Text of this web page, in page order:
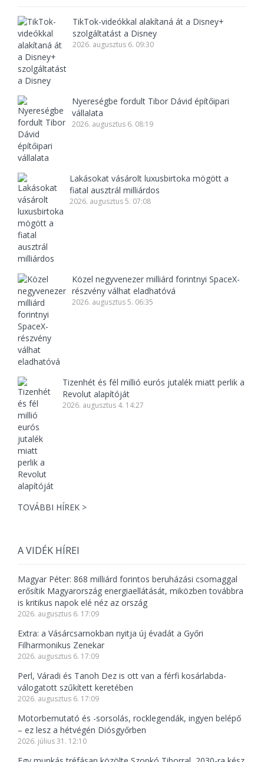
TikTok-videókkal alakítaná át a Disney+
szolgáltatást a Disney
2026. augusztus 6. 09:30
Nyereségbe fordult Tibor Dávid építőipari
vállalata
2026. augusztus 6. 08:19
Lakásokat vásárolt luxusbirtoka mögött a
fiatal ausztrál milliárdos
2026. augusztus 5. 07:08
Közel negyvenezer milliárd forintnyi SpaceX-
részvény válhat eladhatóvá
2026. augusztus 5. 06:35
Tizenhét és fél millió eurós jutalék miatt perlik a
Revolut alapítóját
2026. augusztus 4. 14:27
TOVÁBBI HÍREK >
A VIDÉK HÍREI
Magyar Péter: 868 milliárd forintos beruházási csomaggal
erősítik Magyarország energiaellátását, miközben továbbra
is kritikus napok elé néz az ország
2026. augusztus 6. 17:09
Extra: a Vásárcsarnokban nyitja új évadát a Győri
Filharmonikus Zenekar
2026. augusztus 6. 17:09
Perl, Váradi és Tanoh Dez is ott van a férfi kosárlabda-
válogatott szűkített keretében
2026. augusztus 6. 17:09
Motorbemutató és -sorsolás, rocklegendák, ingyen belépő
– ez lesz a hétvégén Diósgyőrben
2026. július 31. 12:10